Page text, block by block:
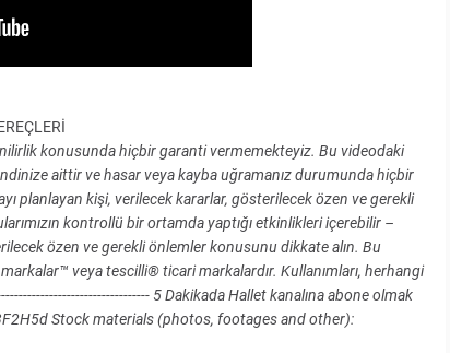
konusunda hiçbir garanti vermemekteyiz. Bu videodaki
aittir ve hasar veya kayba uğramanız durumunda hiçbir
planlayan kişi, verilecek kararlar, gösterilecek özen ve gerekli
kontrollü bir ortamda yaptığı etkinlikleri içerebilir –
özen ve gerekli önlemler konusunu dikkate alın. Bu
veya tescilli® ticari markalardır. Kullanımları, herhangi
5 Dakikada Hallet kanalına abone olmak
Stock materials (photos, footages and other):